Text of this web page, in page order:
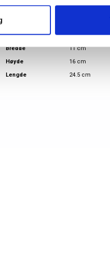
Produkttype
Toalettmappe
Bredde
11 cm
Høyde
16 cm
Lengde
24.5 cm